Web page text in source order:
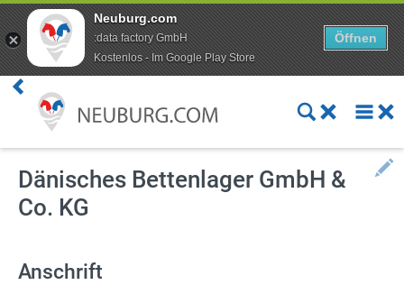
Neuburg.com
:data factory GmbH
Kostenlos - Im Google Play Store
Öffnen
Dänisches Bettenlager GmbH &
Co. KG
Anschrift
Premium Kunde werden
Aktuelles
Veranstaltungen
Angebote